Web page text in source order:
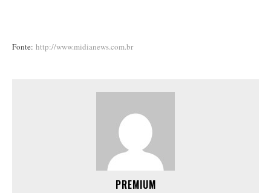
Fonte: http://www.midianews.com.br
PREMIUM